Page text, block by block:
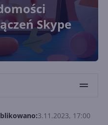
Skype
3.11.2023, 17:00